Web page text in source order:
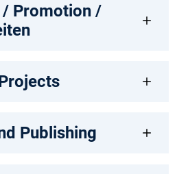
Promotion /
Publishing